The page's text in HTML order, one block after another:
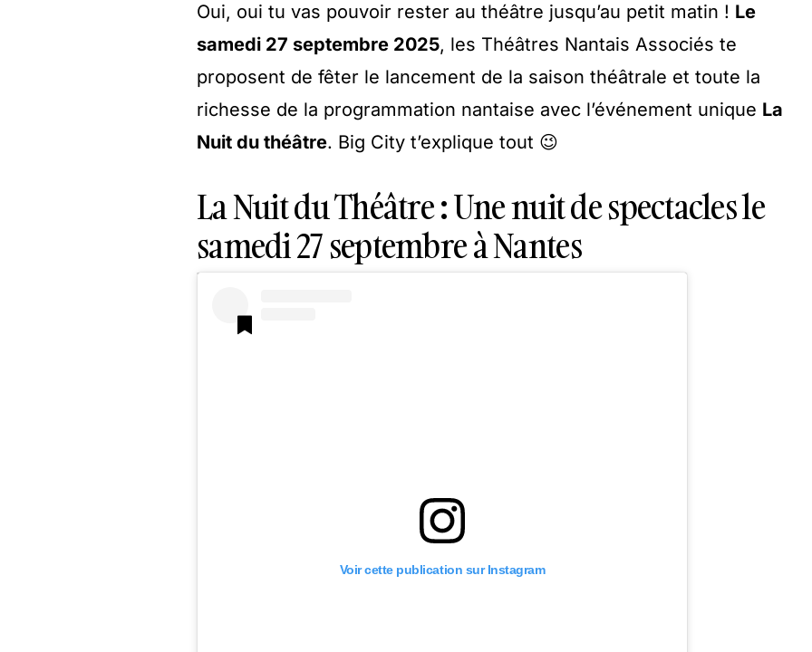
Oui, oui tu vas pouvoir rester au théâtre jusqu’au petit matin ! Le
samedi 27 septembre 2025, les Théâtres Nantais Associés te
proposent de fêter le lancement de la saison théâtrale et toute la
richesse de la programmation nantaise avec l’événement unique La
Nuit du théâtre. Big City t’explique tout 😉
La Nuit du Théâtre : Une nuit de spectacles le
samedi 27 septembre à Nantes
Voir cette publication sur Instagram